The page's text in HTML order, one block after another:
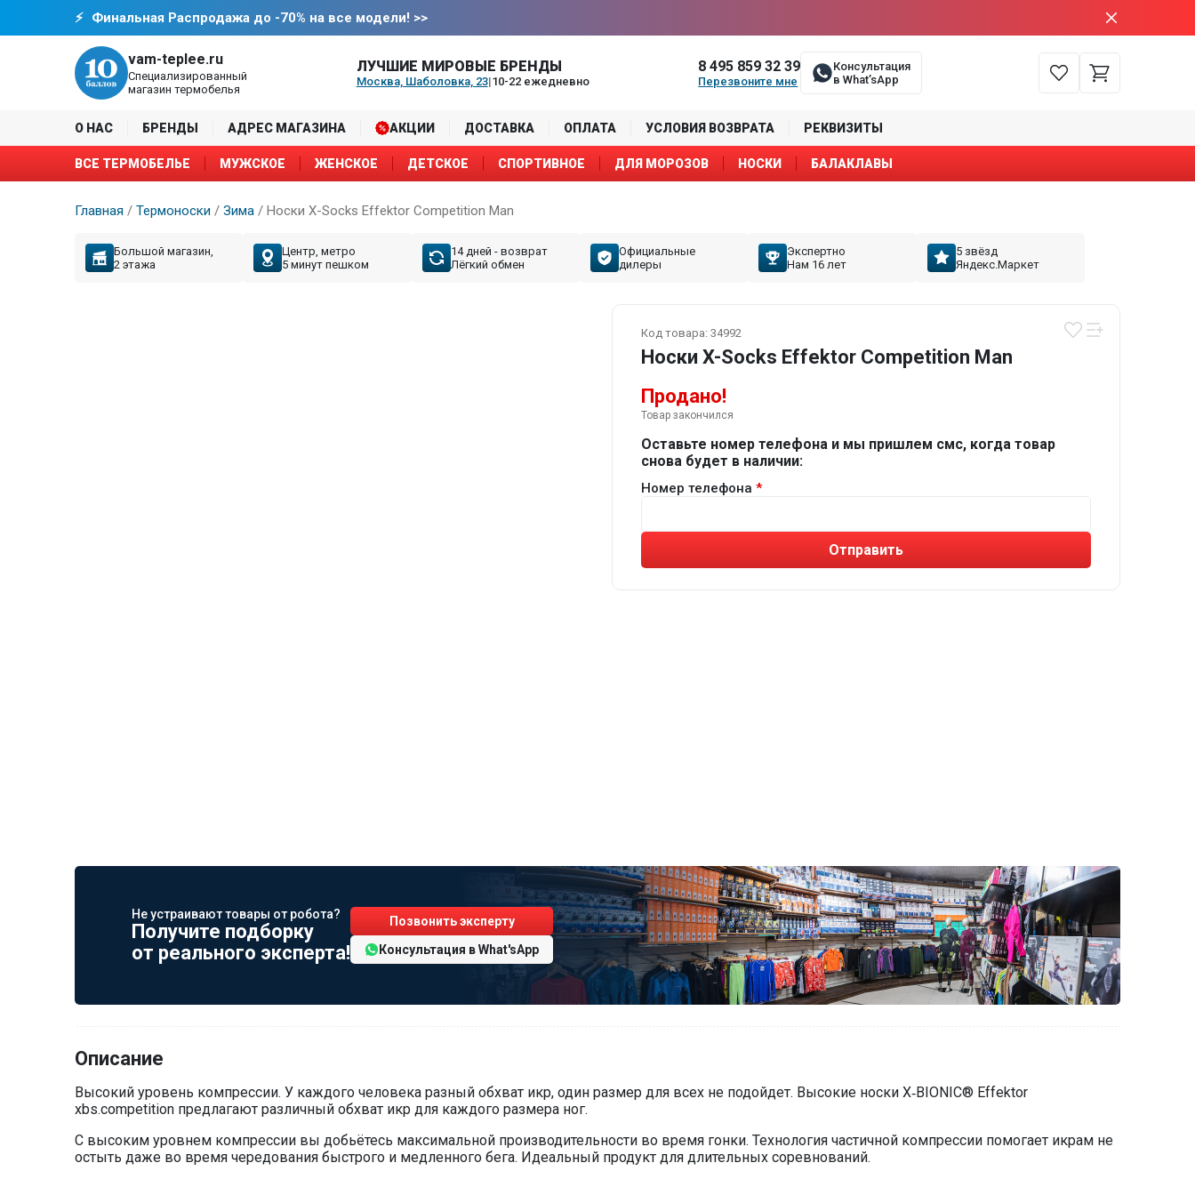
Финальная Распродажа до -70% на все модели! >>
vam-teplee.ru
Специализированный
магазин термобелья
ЛУЧШИЕ МИРОВЫЕ БРЕНДЫ
Москва, Шаболовка, 23|10-22 ежедневно
8 495 859 32 39
Перезвоните мне
Консультация
в What’sApp
О НАС БРЕНДЫ АДРЕС МАГАЗИНА АКЦИИ ДОСТАВКА ОПЛАТА УСЛОВИЯ ВОЗВРАТА РЕКВИЗИТЫ
ВСЕ ТЕРМОБЕЛЬЕ МУЖСКОЕ ЖЕНСКОЕ ДЕТСКОЕ СПОРТИВНОЕ ДЛЯ МОРОЗОВ НОСКИ БАЛАКЛАВЫ
Главная / Термоноски / Зима / Носки X-Socks Effektor Competition Man
Большой магазин,
2 этажа
Центр, метро
5 минут пешком
14 дней - возврат
Лёгкий обмен
Официальные
дилеры
Экспертно
Нам 16 лет
5 звёзд
Яндекс.Маркет
Код товара: 34992
Носки X-Socks Effektor Competition Man
Продано!
Товар закончился
Оставьте номер телефона и мы пришлем смс, когда товар
снова будет в наличии:
Номер телефона
Отправить
Не устраивают товары от робота?
Получите подборку
от реального эксперта!
Позвонить эксперту
Консультация вWhat'sApp
Описание
Высокий уровень компрессии. У каждого человека разный обхват икр, один размер для всех не подойдет. Высокие носки X‐BIONIC® Effektor
xbs.competition предлагают различный обхват икр для каждого размера ног.
С высоким уровнем компрессии вы добьётесь максимальной производительности во время гонки. Технология частичной компрессии помогает икрам не
остыть даже во время чередования быстрого и медленного бега. Идеальный продукт для длительных соревнований.